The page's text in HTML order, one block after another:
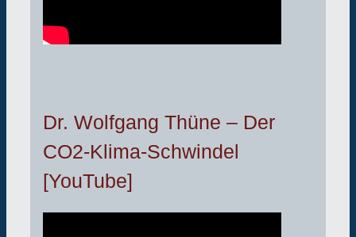
Dr. Wolfgang Thüne – Der
CO2-Klima-Schwindel
[YouTube]